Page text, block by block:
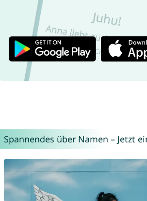
Spannendes über Namen – Jetzt